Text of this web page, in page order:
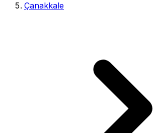
Çanakkale